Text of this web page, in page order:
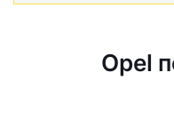
Opel